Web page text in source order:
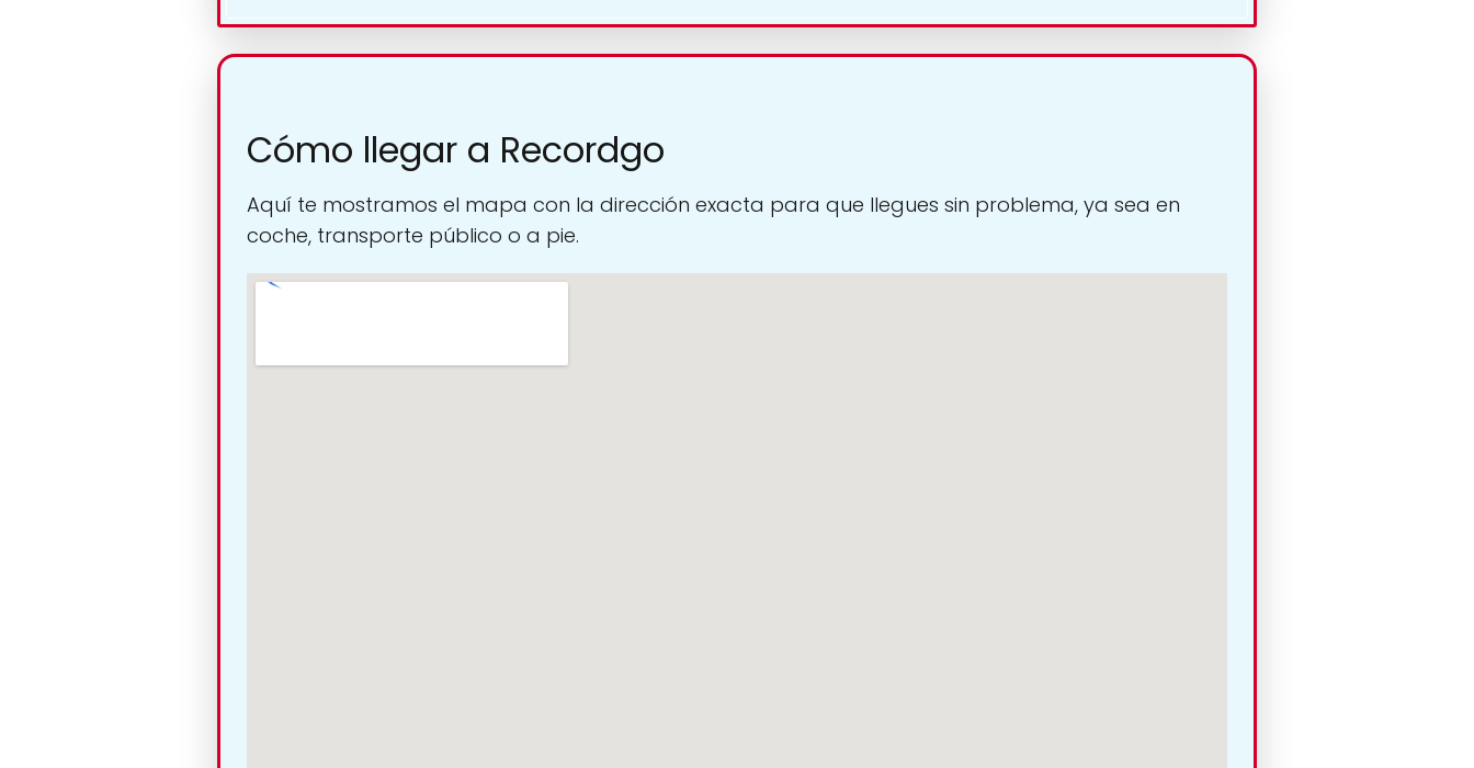
Cómo llegar a Recordgo
Aquí te mostramos el mapa con la dirección exacta para que llegues sin problema, ya sea en
coche, transporte público o a pie.